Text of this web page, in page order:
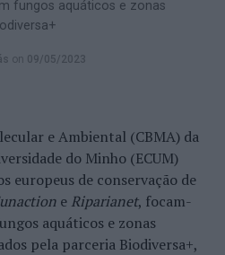
fungos aquáticos e zonas
on 09/05/2023
e Ambiental (CBMA) da
do Minho (ECUM)
europeus de conservação de
e Riparianet, focam-
aquáticos e zonas
pela parceria Biodiversa+,